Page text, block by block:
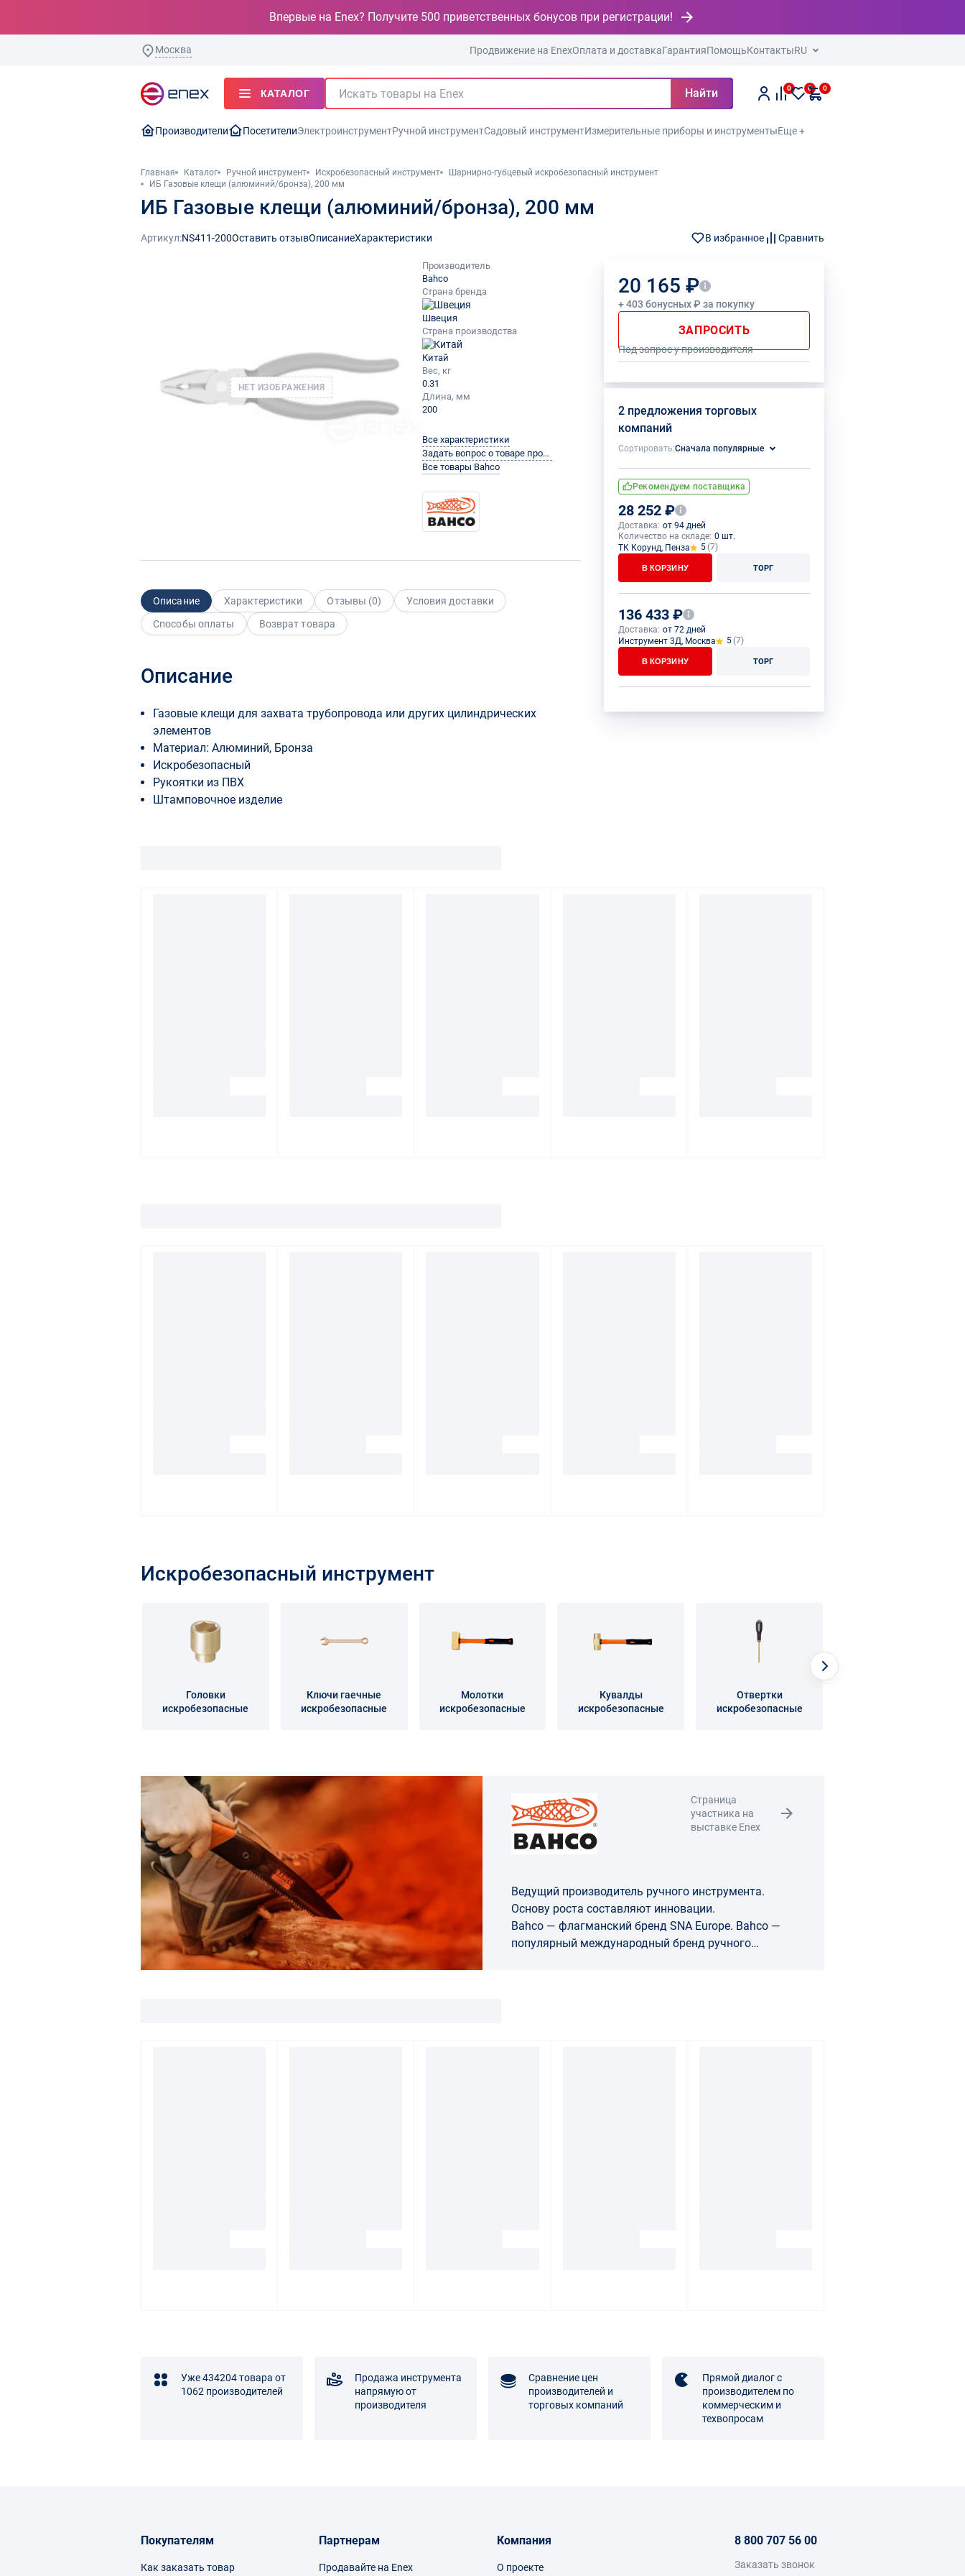
Впервые на Enex? Получите 500 приветственных бонусов при регистрации!
Москва Продвижение на EnexОплата и доставкаГарантияПомощьКонтактыRU
КАТАЛОГ Найти 0 0 0
Производители ПосетителиЭлектроинструментРучной инструментСадовый инструментИзмерительные приборы и инструментыЕще +
Главная Каталог Ручной инструмент Искробезопасный инструмент
Шарнирно-губцевый искробезопасный инструмент
ИБ Газовые клещи (алюминий/бронза), 200 мм
ИБ Газовые клещи (алюминий/бронза), 200 мм
Артикул:NS411-200Оставить отзывОписаниеХарактеристики В избранное Сравнить
НЕТ ИЗОБРАЖЕНИЯ
Производитель
Bahco
Страна бренда
Швеция
Страна производства
Китай
Вес, кг
0.31
Длина, мм
200
Все характеристики
Задать вопрос о товаре производителю
Все товары Bahco
20 165 ₽
+ 403 бонусных ₽ за покупку
ЗАПРОСИТЬ
Под запрос у производителя
2 предложения торговых
компаний
Сортировать:Сначала популярные
Рекомендуем поставщика
28 252 ₽
Доставка: от 94 дней
Количество на складе: 0 шт.
ТК Корунд, Пенза
5(7)
В КОРЗИНУ ТОРГ
136 433 ₽
Доставка: от 72 дней
Инструмент 3Д, Москва
5(7)
В КОРЗИНУ ТОРГ
Описание Характеристики Отзывы (0)
Условия доставки
Способы оплаты
Возврат товара
Описание
Газовые клещи для захвата трубопровода или других цилиндрических
элементов
Материал: Алюминий, Бронза
Искробезопасный
Рукоятки из ПВХ
Штамповочное изделие
Искробезопасный инструмент
Головки
искробезопасные
Ключи гаечные
искробезопасные
Молотки
искробезопасные
Кувалды
искробезопасные
Отвертки
искробезопасные
Страница
участника на
выставке Enex
Ведущий производитель ручного инструмента.
Основу роста составляют инновации.
Bahco — флагманский бренд SNA Europe. Bahco —
популярный международный бренд ручного
Уже 434204 товара от
1062 производителей
Продажа инструмента
напрямую от
производителя
Сравнение цен
производителей и
торговых компаний
Прямой диалог с
производителем по
коммерческим и
техвопросам
Покупателям
Как заказать товар
Партнерам
Продавайте на Enex
Компания
О проекте
8 800 707 56 00
Заказать звонок